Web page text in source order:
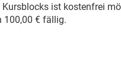
ist kostenfrei
100,00 € fällig.